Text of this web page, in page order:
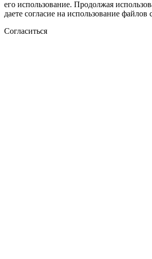
его использование. Продолжая
даете согласие на использование файлов
Согласиться